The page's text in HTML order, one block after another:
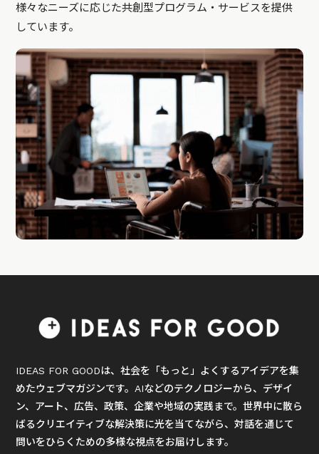
様々なニーズに応じた共創型プログラム・サービスを提供
しています。
IDEAS FOR GOODは、社会を「もっと」よくするアイデアを集
めたウェブマガジンです。AIなどのテクノロジーから、デザイ
ン、アート、広告、政策、企業や地域の実践まで。世界中に散ら
ばるクリエイティブな解決策に光を当てながら、対話を通じて
問いをひらくための多様な視点をお届けします。